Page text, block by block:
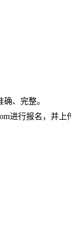
、完整。
进行报名，并